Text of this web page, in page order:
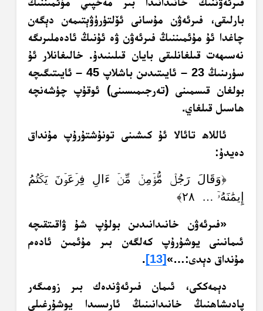
بارلىقى، فىرئەۋن مۇسانى ئۆلتۈرۈۋېتىمەن دېگەن
چاغدا ئۇ مۇئمىننىڭ فىرئەۋن ۋە ئۇنىڭ ئادەملىرىگە
نەسىھەت قىلغانلىقى بايان قىلىنىدۇ. خالىغانلار ئۇ
سۈرىنىڭ 23 – ئايىتىدىن باشلاپ 45 – ئايىتىگىچە
بولغان قىسمىنى (تەرجىمىسىنى) ئوقۇپ چۈشەنچە
ھاسىل قىلغاي.
ئاللاھ تائالا ئۇ كىشىنى تونۇشتۇرۇپ مۇنداق
دەيدۇ:
﴿وَقَالَ رَجُلٞ مُّؤۡمِنٞ مِّنۡ ءَالِ فِرۡعَوۡنَ يَكۡتُمُ
إِيمَٰنَهُۥٓ … ٢٨﴾
«فىرئەۋن خانىدانىدىن بولۇپ شۇ ۋاقىتقىچە
ئىمانىنى يوشۇرۇپ كەلگەن بىر مۇئمىن ئادەم
مۇنداق دېدى:…» [13]
.
دېمەككى، ئىمان فىرئەۋندەك بىر زومىگەر
پادىشاھنىڭ خانىدانىنىڭ ئارىسىدا يوشۇرغىلى